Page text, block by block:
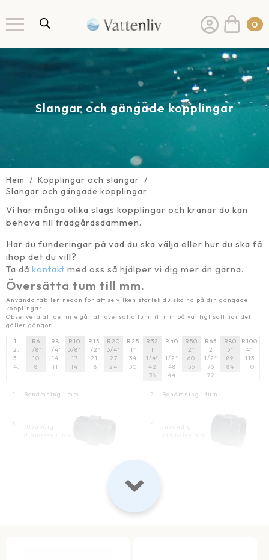
0
Slangar och gängade kopplingar
Hem
Kopplingar och slangar
Slangar och gängade kopplingar
Vi har många olika slags kopplingar och kranar du kan
behöva till trädgårdsdammen.
Har du funderingar på vad du ska välja eller hur du ska få
ihop det du vill?
Ta då kontakt med oss så hjälper vi dig mer än gärna.
Översätta tum till mm.
Använda tabllen nedan för att se vilken storlek du ska ha på din gängade
kopplingar.
Observera att det inte går att översätta tum till mm på vanligt sätt när det
gäller gängor.
1.
2.
3.
4.
R6
1/8"
10
8
R8
1/4"
14
11
R10
3/8"
17
14
R15
1/2"
21
18
R20
3/4"
27
24
R25
1"
34
30
R32
1
1/4"
42
38
R40
1
1/2"
48
44
R50
2"
60
56
R65
2
1/2"
76
72
R80
3"
89
84
R100
4"
113
110
1. Benämning i mm 2. Benämning i tum
3. 4.